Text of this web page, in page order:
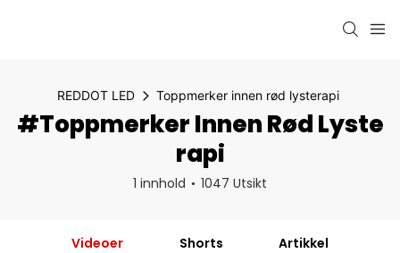
REDDOT LED Toppmerker innen rød lysterapi
#Toppmerker Innen Rød Lyste
Rapi
1 innhold 1047 Utsikt
Videoer Shorts Artikkel